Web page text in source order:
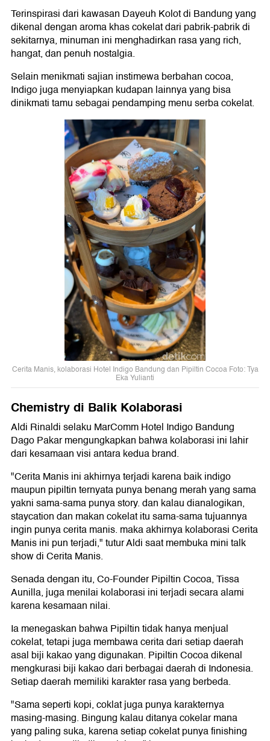
Terinspirasi dari kawasan Dayeuh Kolot di Bandung yang
dikenal dengan aroma khas cokelat dari pabrik-pabrik di
sekitarnya, minuman ini menghadirkan rasa yang rich,
hangat, dan penuh nostalgia.
Selain menikmati sajian instimewa berbahan cocoa,
Indigo juga menyiapkan kudapan lainnya yang bisa
dinikmati tamu sebagai pendamping menu serba cokelat.
Cerita Manis, kolaborasi Hotel Indigo Bandung dan Pipiltin Cocoa Foto: Tya
Eka Yulianti
Chemistry di Balik Kolaborasi
Aldi Rinaldi selaku MarComm Hotel Indigo Bandung
Dago Pakar mengungkapkan bahwa kolaborasi ini lahir
dari kesamaan visi antara kedua brand.
"Cerita Manis ini akhirnya terjadi karena baik indigo
maupun pipiltin ternyata punya benang merah yang sama
yakni sama-sama punya story. dan kalau dianalogikan,
staycation dan makan cokelat itu sama-sama tujuannya
ingin punya cerita manis. maka akhirnya kolaborasi Cerita
Manis ini pun terjadi," tutur Aldi saat membuka mini talk
show di Cerita Manis.
Senada dengan itu, Co-Founder Pipiltin Cocoa, Tissa
Aunilla, juga menilai kolaborasi ini terjadi secara alami
karena kesamaan nilai.
Ia menegaskan bahwa Pipiltin tidak hanya menjual
cokelat, tetapi juga membawa cerita dari setiap daerah
asal biji kakao yang digunakan. Pipiltin Cocoa dikenal
mengkurasi biji kakao dari berbagai daerah di Indonesia.
Setiap daerah memiliki karakter rasa yang berbeda.
"Sama seperti kopi, coklat juga punya karakternya
masing-masing. Bingung kalau ditanya cokelar mana
yang paling suka, karena setiap cokelat punya finishing